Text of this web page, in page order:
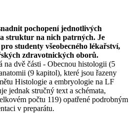
pochopení jednotlivých
struktur na nich patrných. Je
studenty všeobecného lékařství,
zdravotnických oborů.
na dvě části - Obecnou histologii (5
(9 kapitol), které jsou řazeny
Histologie a embryologie na LF
jednak stručný text a schémata,
počtu 119) opatřené podrobným
v preparátu.